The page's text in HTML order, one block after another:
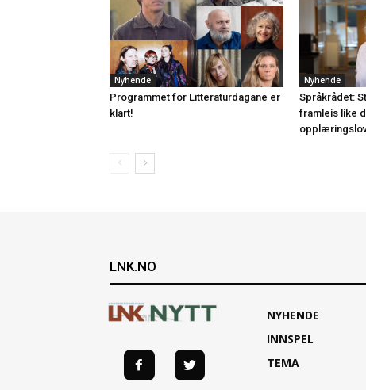
Nyhende
Programmet for Litteraturdagane er
klart!
Nyhende
Språkrådet:
framleis like
LNK.NO
NYHENDE
INNSPEL
TEMA